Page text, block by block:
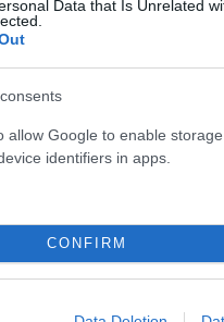
Data that Is Unrelated
allow Google to enable
identifiers in apps.
CONFIRM
Flash.grστην